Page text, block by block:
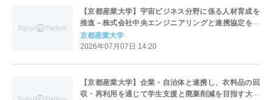
【京都産業大学】宇宙ビジネス分野に係る人材育成を
推進－株式会社中央エンジニアリングと連携協定を締
結―
京都産業大学
2026年07月07日 14:20
【京都産業大学】企業・自治体と連携し、衣料品の回
収・再利用を通じて学生支援と廃棄削減を目指す大学